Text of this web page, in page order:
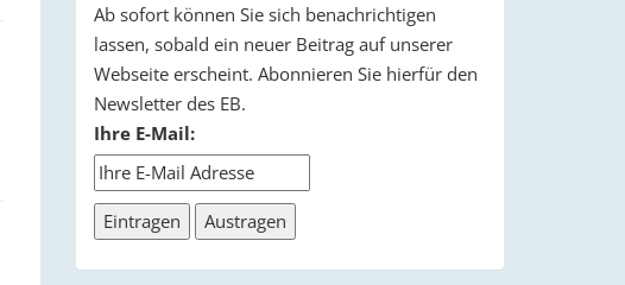
Ab sofort können Sie sich benachrichtigen
lassen, sobald ein neuer Beitrag auf unserer
Webseite erscheint. Abonnieren Sie hierfür den
Newsletter des EB.
Ihre E-Mail: